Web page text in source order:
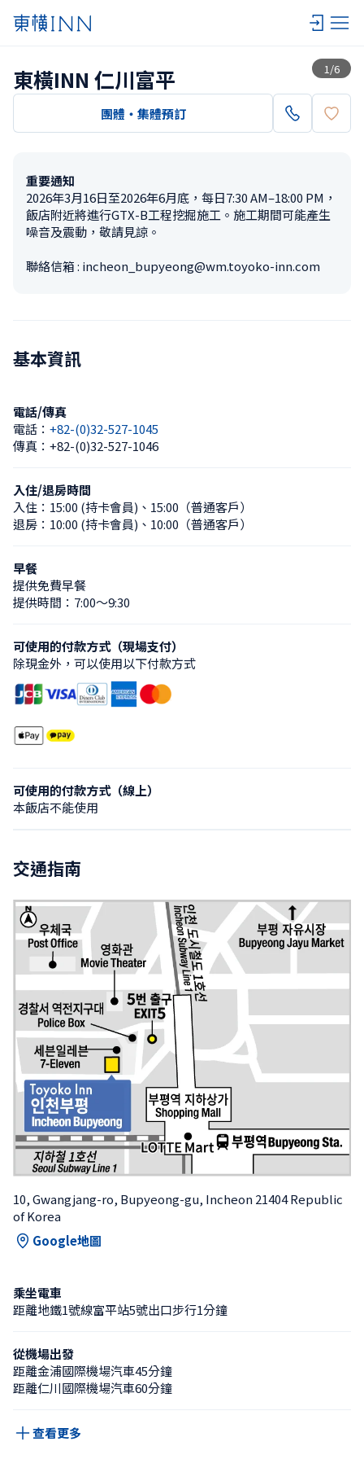
1 /6
查看一覽
東橫INN 仁川富平
團體・集體預訂
重要通知
2026年3月16日至2026年6月底，每日7:30 AM–18:00 PM，
飯店附近將進行GTX-B工程挖掘施工。施工期間可能產生
噪音及震動，敬請見諒。
聯絡信箱 : incheon_bupyeong@wm.toyoko-inn.com
基本資訊
電話/傳真
電話： +82-(0)32-527-1045
傳真： +82-(0)32-527-1046
入住/退房時間
入住： 15:00 (持卡會員) 、 15:00（普通客戶）
退房： 10:00 (持卡會員) 、 10:00（普通客戶）
早餐
提供免費早餐
提供時間：7:00〜9:30
可使用的付款方式（現場支付）
除現金外，可以使用以下付款方式
可使用的付款方式（線上）
本飯店不能使用
交通指南
10, Gwangjang-ro, Bupyeong-gu, Incheon 21404 Republic
of Korea
Google地圖
乘坐電車
距離地鐵1號線富平站5號出口步行1分鐘
從機場出發
距離金浦國際機場汽車45分鐘
距離仁川國際機場汽車60分鐘
查看更多